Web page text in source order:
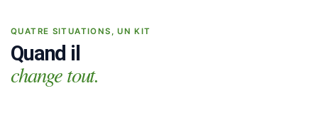
QUATRE SITUATIONS, UN KIT
Quand il
change tout.